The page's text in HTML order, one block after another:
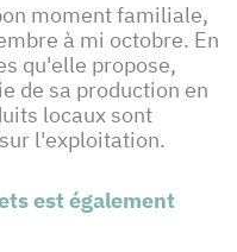
moment familiale,
à mi octobre. En
qu'elle propose,
de sa production en
locaux sont
l'exploitation.
est également